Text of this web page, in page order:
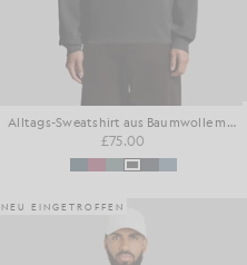
Alltags-Sweatshirt aus Baumwolle mit 1/4-Reißverschluss
£75.00
NEU EINGETROFFEN